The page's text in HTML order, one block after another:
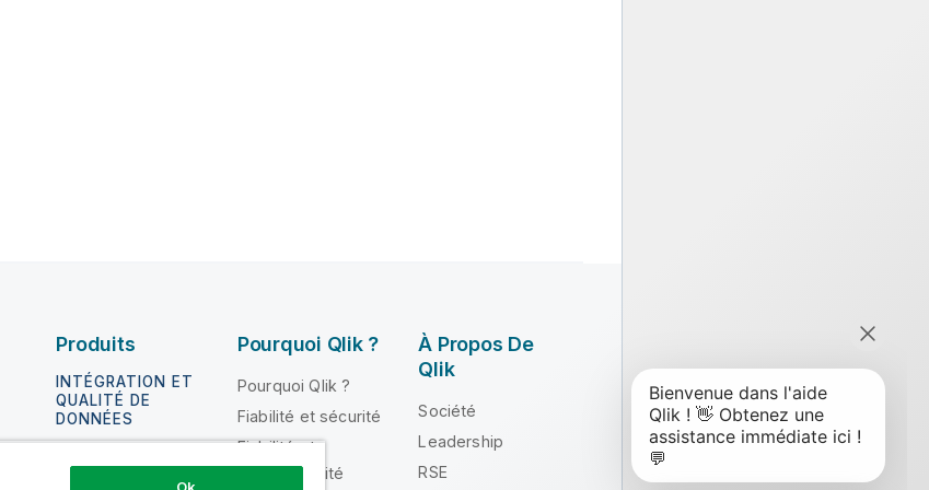
Produits
INTÉGRATION ET
QUALITÉ DE
DONNÉES
Pourquoi Qlik ?
Pourquoi Qlik ?
Fiabilité et sécurité
Fiabilité et
confidentialité
À Propos De
Qlik
Société
Leadership
RSE